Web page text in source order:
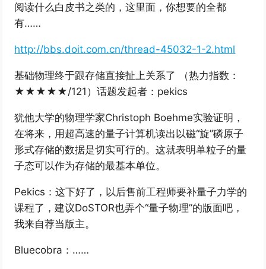
阅读什么白皮书之类的，这里面，你想要的全都
有……
http://bbs.doit.com.cn/thread-45032-1-2.html
基础物理终于跟存储直接扯上关系了 （热力指数：
★★★★★/121）话题发起者：pekics
犹他大学的物理学家Christoph Boehme实验证明，
在将来，用超高速的量子计算机读出以磁“旋”磷原子
形式存储的数据是切实可行的。这就表明单粒子的量
子态可以作为存储的最基本单位。
Pekics：这下好了，以后售前工程师要补量子力学的
课程了，建议DoSTOR也弄个“量子物理”的版面吧，
我来自荐当版主。
Bluecobra：……